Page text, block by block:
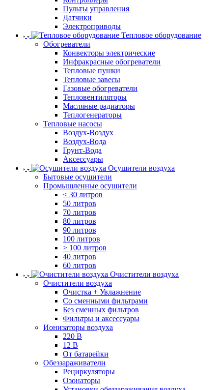
Пульты управления
Датчики
Электроприводы
Тепловое оборудование
Обогреватели
Конвекторы электрические
Инфракрасные обогреватели
Тепловые пушки
Тепловые завесы
Газовые обогреватели
Тепловентиляторы
Масляные радиаторы
Теплогенераторы
Тепловые насосы
Воздух-Воздух
Воздух-Вода
Грунт-Вода
Аксессуары
Осушители воздуха
Бытовые осушители
Промышленные осушители
< 30 литров
50 литров
70 литров
80 литров
90 литров
100 литров
> 100 литров
40 литров
60 литров
Очистители воздуха
Очистители воздуха
Очистка + Увлажнение
Cо сменными фильтрами
Без сменных фильтров
Фильтры и аксессуары
Ионизаторы воздуха
220 В
12 В
От батарейки
Обеззараживатели
Рециркуляторы
Озонаторы